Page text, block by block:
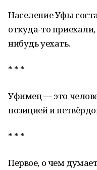
Население Уфы
откуда-то
нибудь уехать.
* * *
Уфимец — это
позицией и
* * *
Первое, о чем